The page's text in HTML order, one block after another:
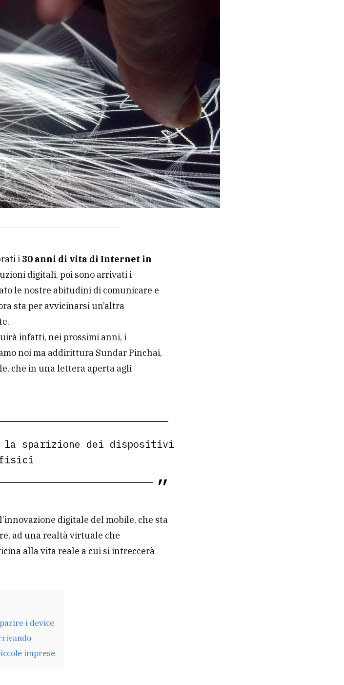
i 30 anni di vita di Internet in
digitali, poi sono arrivati i
le nostre abitudini di comunicare e
sta per avvicinarsi un’altra
infatti, nei prossimi anni, i
noi ma addirittura Sundar Pinchai,
che in una lettera aperta agli
la sparizione dei dispositivi
digitale del mobile, che sta
ad una realtà virtuale che
alla vita reale a cui si intreccerà
i device
imprese